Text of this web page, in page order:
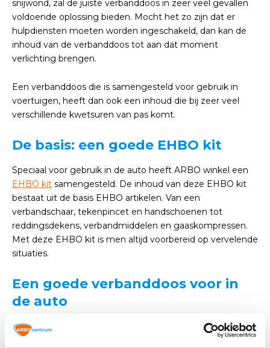
snijwond, zal de juiste verbanddoos in zeer veel gevallen
voldoende oplossing bieden. Mocht het zo zijn dat er
hulpdiensten moeten worden ingeschakeld, dan kan de
inhoud van de verbanddoos tot aan dat moment
verlichting brengen.
Een verbanddoos die is samengesteld voor gebruik in
voertuigen, heeft dan ook een inhoud die bij zeer veel
verschillende kwetsuren van pas komt.
De basis: een goede EHBO kit
Speciaal voor gebruik in de auto heeft ARBO winkel een
EHBO kit samengesteld. De inhoud van deze EHBO kit
bestaat uit de basis EHBO artikelen. Van een
verbandschaar, tekenpincet en handschoenen tot
reddingsdekens, verbandmiddelen en gaaskompressen.
Met deze EHBO kit is men altijd voorbereid op vervelende
situaties.
Een goede verbanddoos voor in
de auto
Is de EHBO kit niet toereikend en is er behoefte aan een
uitgebreidere verbanddoos? Ook deze verkopen wij. Met